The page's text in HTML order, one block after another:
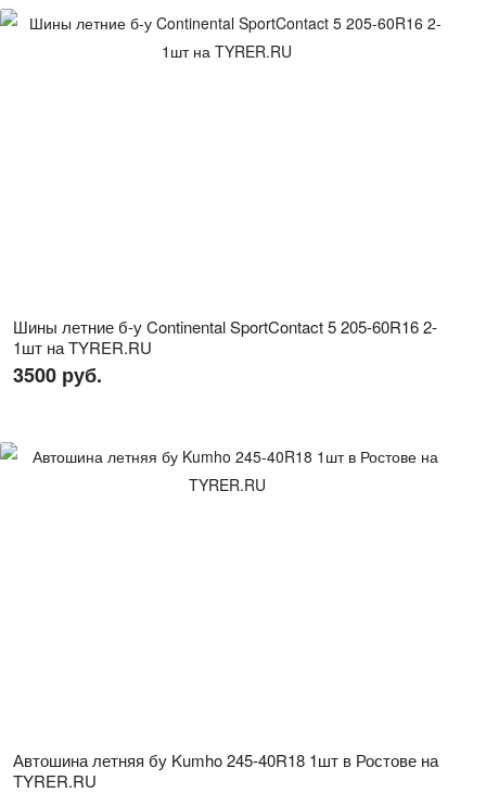
Шины летние б-у Continental SportContact 5 205-60R16 2-
1шт на TYRER.RU
3500 руб.
Автошина летняя бу Kumho 245-40R18 1шт в Ростове на
TYRER.RU